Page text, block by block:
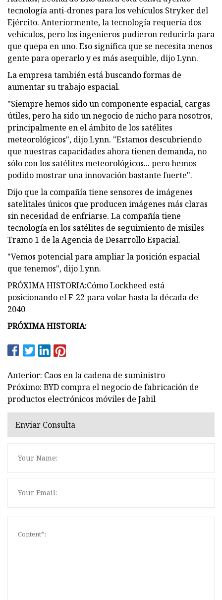
tecnología anti-drones para los vehículos Stryker del
Ejército. Anteriormente, la tecnología requería dos
vehículos, pero los ingenieros pudieron reducirla para
que quepa en uno. Eso significa que se necesita menos
gente para operarlo y es más asequible, dijo Lynn.
La empresa también está buscando formas de
aumentar su trabajo espacial.
"Siempre hemos sido un componente espacial, cargas
útiles, pero ha sido un negocio de nicho para nosotros,
principalmente en el ámbito de los satélites
meteorológicos", dijo Lynn. "Estamos descubriendo
que nuestras capacidades ahora tienen demanda, no
sólo con los satélites meteorológicos... pero hemos
podido mostrar una innovación bastante fuerte".
Dijo que la compañía tiene sensores de imágenes
satelitales únicos que producen imágenes más claras
sin necesidad de enfriarse. La compañía tiene
tecnología en los satélites de seguimiento de misiles
Tramo 1 de la Agencia de Desarrollo Espacial.
"Vemos potencial para ampliar la posición espacial
que tenemos", dijo Lynn.
PRÓXIMA HISTORIA:Cómo Lockheed está
posicionando el F-22 para volar hasta la década de
2040
PRÓXIMA HISTORIA:
Anterior: Caos en la cadena de suministro
Próximo: BYD compra el negocio de fabricación de
productos electrónicos móviles de Jabil
Enviar Consulta